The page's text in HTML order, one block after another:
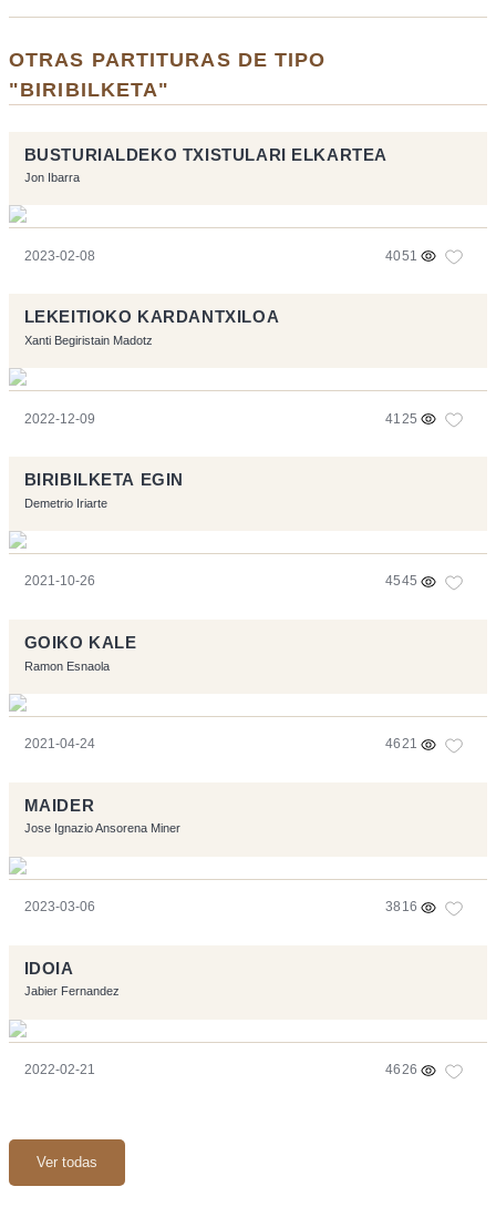
OTRAS PARTITURAS DE TIPO
"BIRIBILKETA"
BUSTURIALDEKO TXISTULARI ELKARTEA
Jon Ibarra
2023-02-08 4051
LEKEITIOKO KARDANTXILOA
Xanti Begiristain Madotz
2022-12-09 4125
BIRIBILKETA EGIN
Demetrio Iriarte
2021-10-26 4545
GOIKO KALE
Ramon Esnaola
2021-04-24 4621
MAIDER
Jose Ignazio Ansorena Miner
2023-03-06 3816
IDOIA
Jabier Fernandez
2022-02-21 4626
Ver todas